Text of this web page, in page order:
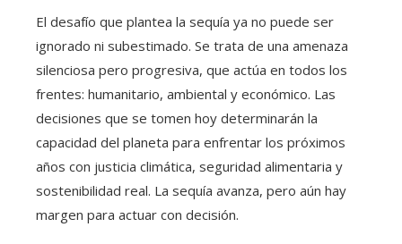
El desafío que plantea la sequía ya no puede ser
ignorado ni subestimado. Se trata de una amenaza
silenciosa pero progresiva, que actúa en todos los
frentes: humanitario, ambiental y económico. Las
decisiones que se tomen hoy determinarán la
capacidad del planeta para enfrentar los próximos
años con justicia climática, seguridad alimentaria y
sostenibilidad real. La sequía avanza, pero aún hay
margen para actuar con decisión.